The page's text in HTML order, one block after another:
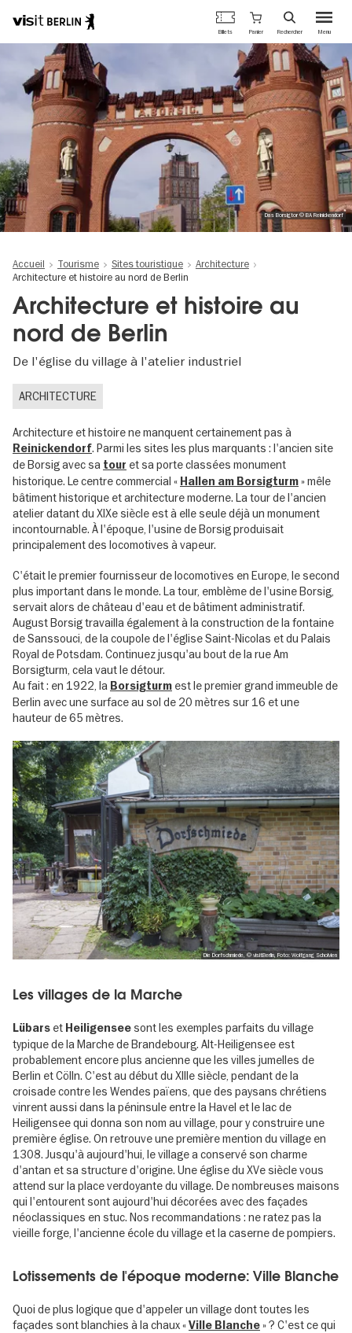
contenu
principal
Portail
officiel
tourisme
de
Berlin
Menu
Billets Panier Rechercher
Das Borsigtor © BA Reinickendorf
Accueil Tourisme Sites touristique
Architecture
Architecture et histoire au nord de Berlin
Architecture et histoire au
nord de Berlin
De l'église du village à l'atelier industriel
ARCHITECTURE
Architecture et histoire ne manquent certainement pas à
Reinickendorf. Parmi les sites les plus marquants : l'ancien site
de Borsig avec sa tour et sa porte classées monument
historique. Le centre commercial « Hallen am Borsigturm » mêle
bâtiment historique et architecture moderne. La tour de l'ancien
atelier datant du XIXe siècle est à elle seule déjà un monument
incontournable. À l'époque, l'usine de Borsig produisait
principalement des locomotives à vapeur.
C'était le premier fournisseur de locomotives en Europe, le second
plus important dans le monde. La tour, emblème de l'usine Borsig,
servait alors de château d'eau et de bâtiment administratif.
August Borsig travailla également à la construction de la fontaine
de Sanssouci, de la coupole de l'église Saint-Nicolas et du Palais
Royal de Potsdam. Continuez jusqu'au bout de la rue Am
Borsigturm, cela vaut le détour.
Au fait : en 1922, la Borsigturm est le premier grand immeuble de
Berlin avec une surface au sol de 20 mètres sur 16 et une
hauteur de 65 mètres.
Die Dorfschmiede, © visitBerlin, Foto: Wolfgang Scholvien
Les villages de la Marche
Lübars et Heiligensee sont les exemples parfaits du village
typique de la Marche de Brandebourg. Alt-Heiligensee est
probablement encore plus ancienne que les villes jumelles de
Berlin et Cölln. C'est au début du XIIIe siècle, pendant de la
croisade contre les Wendes païens, que des paysans chrétiens
vinrent aussi dans la péninsule entre la Havel et le lac de
Heiligensee qui donna son nom au village, pour y construire une
première église. On retrouve une première mention du village en
1308. Jusqu'à aujourd'hui, le village a conservé son charme
d'antan et sa structure d'origine. Une église du XVe siècle vous
attend sur la place verdoyante du village. De nombreuses maisons
qui l'entourent sont aujourd'hui décorées avec des façades
néoclassiques en stuc. Nos recommandations : ne ratez pas la
vieille forge, l'ancienne école du village et la caserne de pompiers.
Lotissements de l'époque moderne: Ville Blanche
Quoi de plus logique que d'appeler un village dont toutes les
façades sont blanchies à la chaux «Ville Blanche » ? C'est ce qui